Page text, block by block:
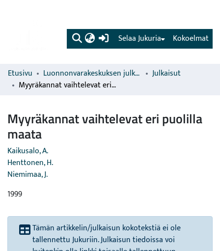
(current) Kokoelmat
Selaa Jukuria
Etusivu Luonnonvarakeskuksen julkaisut
Julkaisut
Myyräkannat vaihtelevat eri puolilla maata
Myyräkannat vaihtelevat eri puolilla
maata
Kaikusalo, A.
Henttonen, H.
Niemimaa, J.
1999
Tämän artikkelin/julkaisun kokotekstiä ei ole
tallennettu Jukuriin. Julkaisun tiedoissa voi